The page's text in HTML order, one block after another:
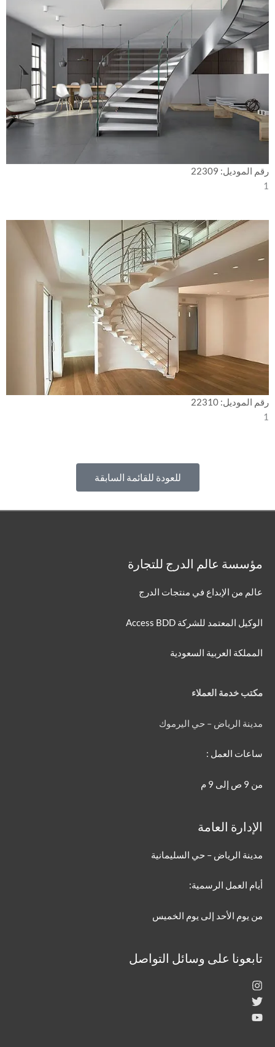
رقم الموديل: 22309
1
رقم الموديل: 22310
1
للعودة للقائمة السابقة
مؤسسة عالم الدرج للتجارة
عالم من الإبداع في منتجات الدرج
الوكيل المعتمد للشركة Access BDD
المملكة العربية السعودية
مكتب خدمة العملاء
مدينة الرياض – حي اليرموك
ساعات العمل :
من 9 ص إلى 9 م
الإدارة العامة
مدينة الرياض – حي السليمانية
أيام العمل الرسمية:
من يوم الأحد إلى يوم الخميس
تابعونا على وسائل التواصل